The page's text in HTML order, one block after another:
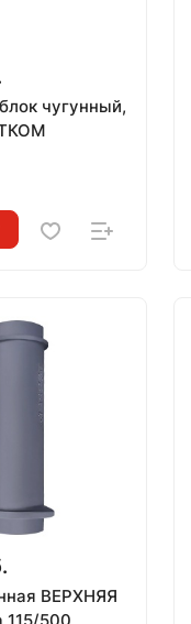
чугунный,
ВЕРХНЯЯ